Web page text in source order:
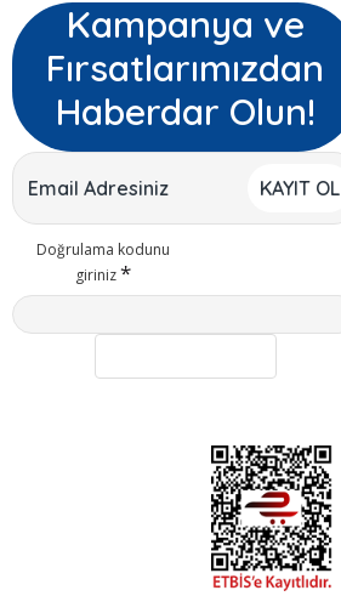
Kampanya ve
Fırsatlarımızdan
Haberdar Olun!
KAYIT OL
Doğrulama kodunu
giriniz